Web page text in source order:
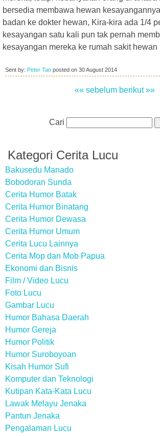
bersedia membawa hewan
badan ke dokter hewan, Kira-kira ada 1/4
kesayangan satu kali pun tak pernah
kesayangan mereka ke rumah sakit hewan
Sent by: Peter Tan posted on 30 August 2014
«« sebelum berikut »»
Cari
Kategori Cerita Lucu
Bakusedu Manado
Bobodoran Sunda
Cerita Humor Batak
Cerita Humor Binatang
Cerita Humor Dewasa
Cerita Humor Umum
Cerita Lucu Lainnya
Cerita Mop dan Mob Papua
Ekonomi dan Bisnis
Film / Video Lucu
Foto Lucu
Gambar Lucu
Humor Bahasa Daerah
Humor Gereja
Humor Politik
Humor Suroboyoan
Kisah Humor Sufi
Komputer dan Teknologi
Kutipan Kata-Kata Lucu
Lawak Melayu Jenaka
Pantun Jenaka
Pengalaman Lucu